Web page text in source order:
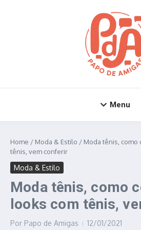
Menu
Home / Moda & Estilo / Moda tênis, como
tênis, vem conferir
Moda & Estilo
Moda tênis, como
looks com tênis,
Por Papo de Amigas 12/01/2021